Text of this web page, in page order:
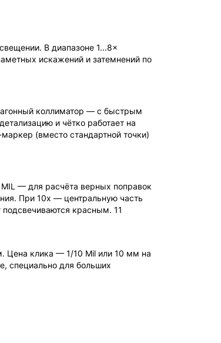
В диапазоне 1...8×
искажений и затемнений по
коллиматор — с быстрым
и чётко работает на
(вместо стандартной точки)
— для расчёта верных поправок
При 10x — центральную часть
красным. 11
Цена клика — 1/10 Mil или 10 мм на
специально для больших